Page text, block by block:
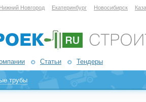
Нижний Новгород Екатеринбург Новосибирск
Статьи Тендеры
трубы